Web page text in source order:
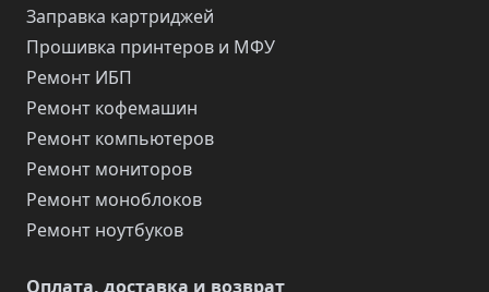
Заправка картриджей
Прошивка принтеров и МФУ
Ремонт ИБП
Ремонт кофемашин
Ремонт компьютеров
Ремонт мониторов
Ремонт моноблоков
Ремонт ноутбуков
Оплата, доставка и возврат